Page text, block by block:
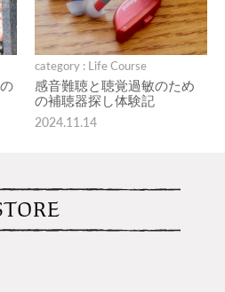
category : Life Course
感音難聴と聴覚過敏のため
の補聴器探し体験記
2024.11.14